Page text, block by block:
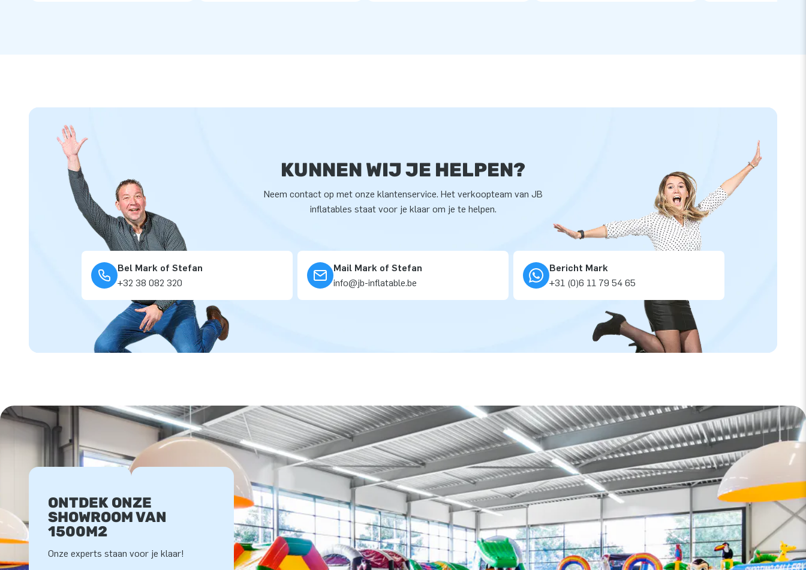
KUNNEN WIJ JE HELPEN?
Neem contact op met onze klantenservice. Het verkoopteam van JB
inflatables staat voor je klaar om je te helpen.
Bel Mark of Stefan
+32 38 082 320
Mail Mark of Stefan
info@jb-inflatable.be
Bericht Mark
+31 (0)6 11 79 54 65
ONTDEK ONZE
SHOWROOM VAN
1500M2
Onze experts staan voor je klaar!